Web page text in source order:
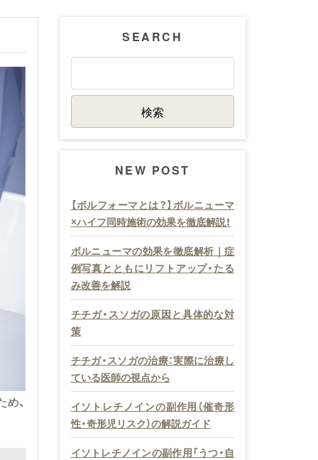
、
SEARCH
NEW POST
【ボルフォーマとは？】ボルニューマ
×ハイフ同時施術の効果を徹底解説！
ボルニューマの効果を徹底解析｜症
例写真とともにリフトアップ・たる
み改善を解説
チチガ・スソガの原因と具体的な対
策
チチガ・スソガの治療：実際に治療し
ている医師の視点から
イソトレチノインの副作用（催奇形
性・奇形児リスク）の解説ガイド
イソトレチノインの副作用「うつ・自